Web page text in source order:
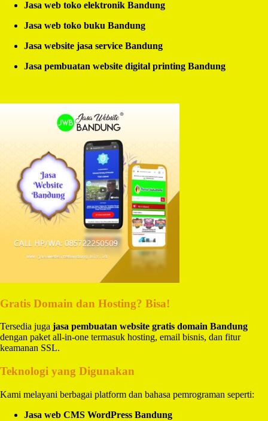
Jasa web toko elektronik Bandung
Jasa web toko buku Bandung
Jasa website jasa service Bandung
Jasa pembuatan website digital printing Bandung
Gratis Domain dan Hosting? Bisa!
Tersedia juga jasa pembuatan website gratis domain Bandung
dengan paket all-in-one termasuk hosting, email bisnis, dan fitur
keamanan SSL.
Teknologi yang Digunakan
Kami melayani berbagai platform dan bahasa pemrograman seperti:
Jasa web CMS WordPress Bandung